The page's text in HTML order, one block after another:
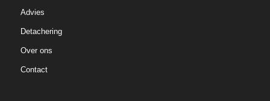
Advies
Detachering
Over ons
Contact